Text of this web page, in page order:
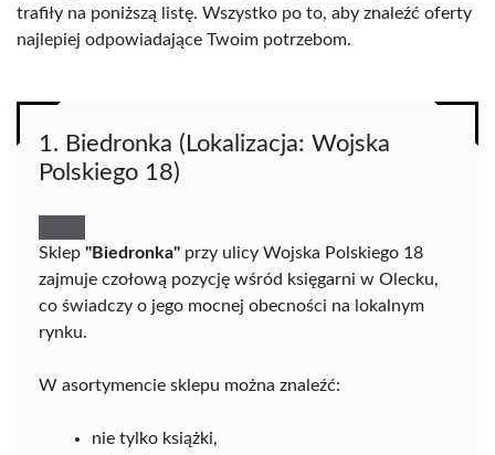
trafiły na poniższą listę. Wszystko po to, aby znaleźć oferty
najlepiej odpowiadające Twoim potrzebom.
1. Biedronka (Lokalizacja: Wojska
Polskiego 18)
Sklep "Biedronka" przy ulicy Wojska Polskiego 18
zajmuje czołową pozycję wśród księgarni w Olecku,
co świadczy o jego mocnej obecności na lokalnym
rynku.
W asortymencie sklepu można znaleźć:
nie tylko książki,